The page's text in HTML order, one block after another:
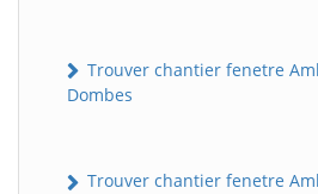
Trouver chantier fenetre
Dombes
Trouver chantier fenetre